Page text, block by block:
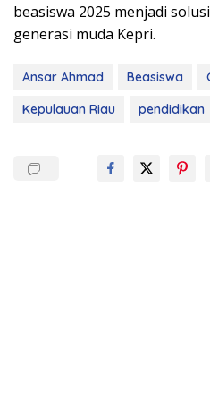
beasiswa 2025 menjadi
generasi muda Kepri.
Ansar Ahmad Beasiswa
Kepulauan Riau
pendidikan